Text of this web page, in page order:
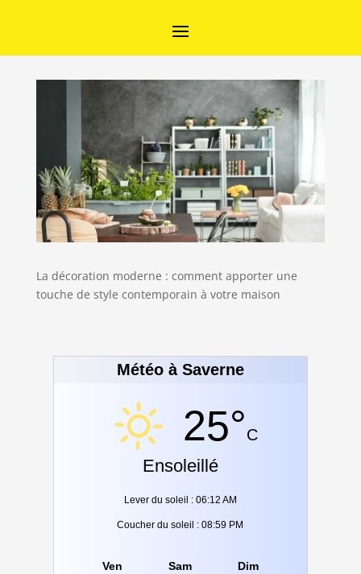
La décoration moderne : comment apporter une
touche de style contemporain à votre maison
Météo à Saverne
25°C
Ensoleillé
Lever du soleil : 06:12 AM
Coucher du soleil : 08:59 PM
Ven Sam Dim